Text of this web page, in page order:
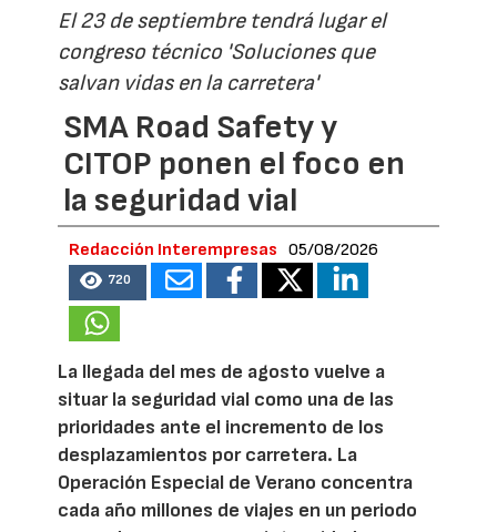
El 23 de septiembre tendrá lugar el
congreso técnico 'Soluciones que
salvan vidas en la carretera'
SMA Road Safety y
CITOP ponen el foco en
la seguridad vial
Redacción Interempresas 05/08/2026
720
La llegada del mes de agosto vuelve a
situar la seguridad vial como una de las
prioridades ante el incremento de los
desplazamientos por carretera. La
Operación Especial de Verano concentra
cada año millones de viajes en un periodo